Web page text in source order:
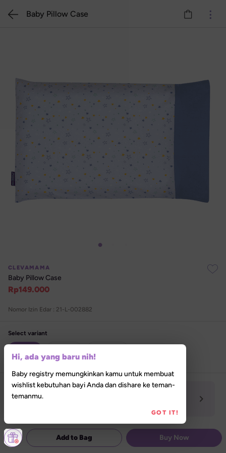
CLEVAMAMA
Baby Pillow Case
Rp149.000
Nomor Izin Edar : 21-L-002882
Select variant
Special Promo
Baby Pillow Case
Add to Bag Buy Now
Hi, ada yang baru nih!
Baby registry memungkinkan kamu untuk membuat
wishlist kebutuhan bayi Anda dan dishare ke teman-
temanmu.
GOT IT!